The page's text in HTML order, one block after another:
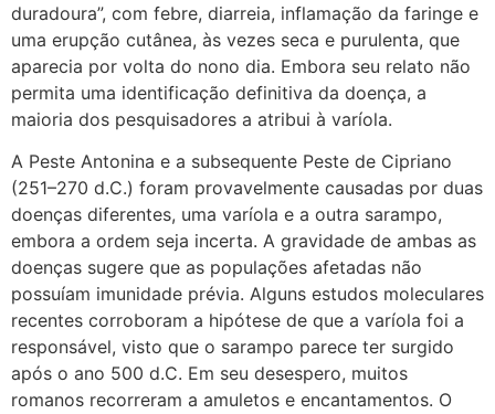
duradoura”, com febre, diarreia, inflamação da faringe e
uma erupção cutânea, às vezes seca e purulenta, que
aparecia por volta do nono dia. Embora seu relato não
permita uma identificação definitiva da doença, a
maioria dos pesquisadores a atribui à varíola.
A Peste Antonina e a subsequente Peste de Cipriano
(251–270 d.C.) foram provavelmente causadas por duas
doenças diferentes, uma varíola e a outra sarampo,
embora a ordem seja incerta. A gravidade de ambas as
doenças sugere que as populações afetadas não
possuíam imunidade prévia. Alguns estudos moleculares
recentes corroboram a hipótese de que a varíola foi a
responsável, visto que o sarampo parece ter surgido
após o ano 500 d.C. Em seu desespero, muitos
romanos recorreram a amuletos e encantamentos. O